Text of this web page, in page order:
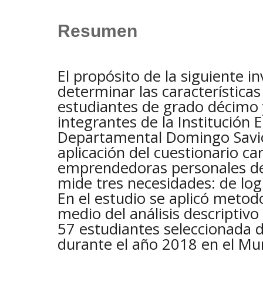
Resumen
El propósito de la siguiente
determinar las
estudiantes de grado
integrantes de la Institución
Departamental Domingo
aplicación del cuestionario
emprendedoras personales
mide tres necesidades: de
En el estudio se aplicó
medio del análisis
57 estudiantes seleccionada
durante el año 2018 en el